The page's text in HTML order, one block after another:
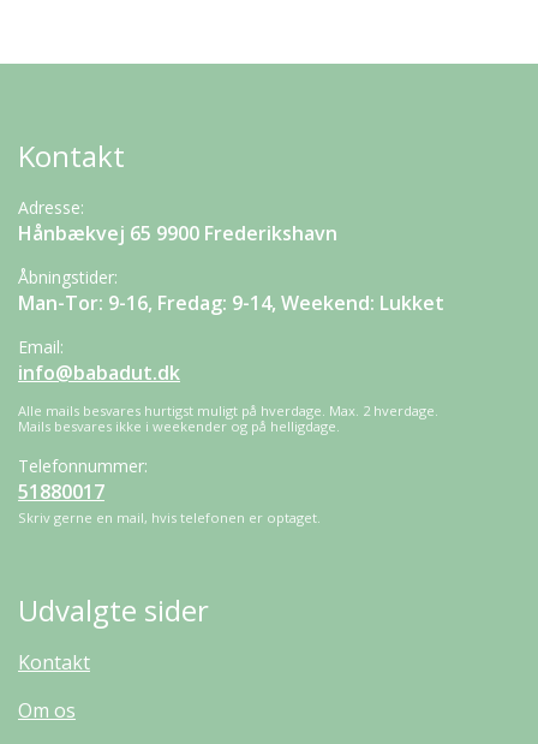
Kontakt
Adresse:
Hånbækvej 65 9900 Frederikshavn
Åbningstider:
Man-Tor: 9-16, Fredag: 9-14, Weekend: Lukket
Email:
info@babadut.dk
Alle mails besvares hurtigst muligt på hverdage. Max. 2 hverdage.
Mails besvares ikke i weekender og på helligdage.
Telefonnummer:
51880017
Skriv gerne en mail, hvis telefonen er optaget.
Udvalgte sider
Kontakt
Om os